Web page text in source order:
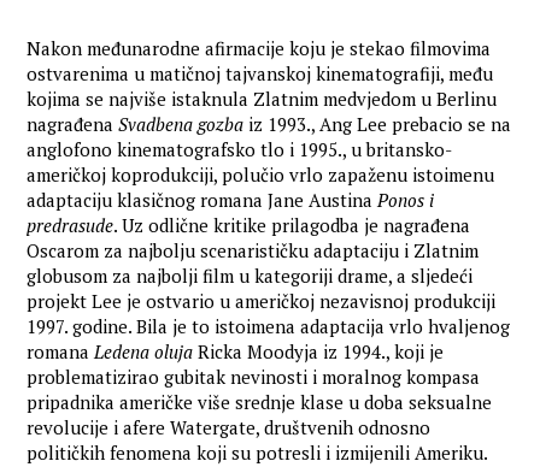
Nakon međunarodne afirmacije koju je stekao filmovima
ostvarenima u matičnoj tajvanskoj kinematografiji, među
kojima se najviše istaknula Zlatnim medvjedom u Berlinu
nagrađenaSvadbena gozba iz 1993., Ang Lee prebacio se na
anglofono kinematografsko tlo i 1995., u britansko-
američkoj koprodukciji, polučio vrlo zapaženu istoimenu
adaptaciju klasičnog romana Jane AustinaPonos i
predrasude. Uz odlične kritike prilagodba je nagrađena
Oscarom za najbolju scenarističku adaptaciju i Zlatnim
globusom za najbolji film u kategoriji drame, a sljedeći
projekt Lee je ostvario u američkoj nezavisnoj produkciji
1997. godine. Bila je to istoimena adaptacija vrlo hvaljenog
romanaLedena oluja Ricka Moodyja iz 1994., koji je
problematizirao gubitak nevinosti i moralnog kompasa
pripadnika američke više srednje klase u doba seksualne
revolucije i afere Watergate, društvenih odnosno
političkih fenomena koji su potresli i izmijenili Ameriku.